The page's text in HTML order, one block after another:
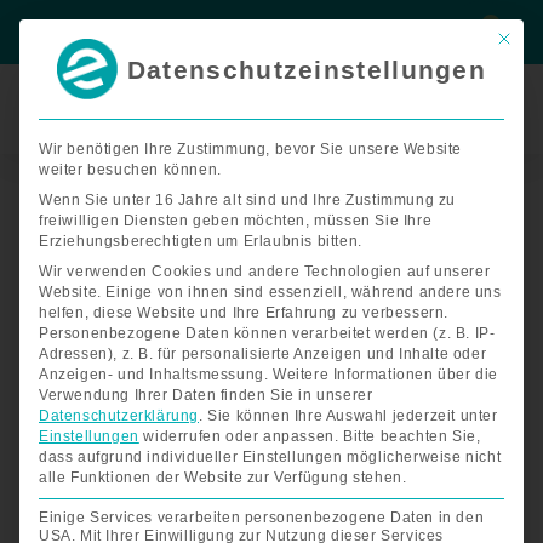
springen
Ladegerät
5A
Menge
Mit
Datenschutzeinstellungen
Wir benötigen Ihre Zustimmung, bevor Sie unsere Website
weiter besuchen können.
Wenn Sie unter 16 Jahre alt sind und Ihre Zustimmung zu
freiwilligen Diensten geben möchten, müssen Sie Ihre
Erziehungsberechtigten um Erlaubnis bitten.
Wir verwenden Cookies und andere Technologien auf unserer
Website. Einige von ihnen sind essenziell, während andere uns
helfen, diese Website und Ihre Erfahrung zu verbessern.
Personenbezogene Daten können verarbeitet werden (z. B. IP-
Adressen), z. B. für personalisierte Anzeigen und Inhalte oder
Anzeigen- und Inhaltsmessung. Weitere Informationen über die
Verwendung Ihrer Daten finden Sie in unserer
Datenschutzerklärung . Sie können Ihre Auswahl jederzeit unter
Einstellungen widerrufen oder anpassen. Bitte beachten Sie,
dass aufgrund individueller Einstellungen möglicherweise nicht
alle Funktionen der Website zur Verfügung stehen.
Einige Services verarbeiten personenbezogene Daten in den
USA. Mit Ihrer Einwilligung zur Nutzung dieser Services